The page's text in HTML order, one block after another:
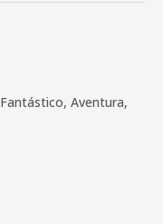
Aventura,